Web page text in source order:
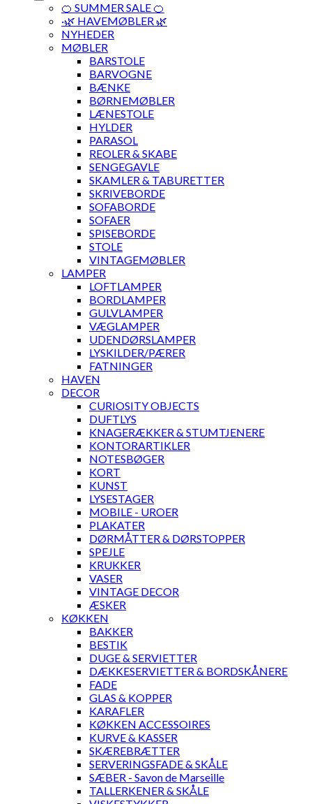
🍊 SUMMER SALE 🍊
·🌿 HAVEMØBLER 🌿
NYHEDER
MØBLER
BARSTOLE
BARVOGNE
BÆNKE
BØRNEMØBLER
LÆNESTOLE
HYLDER
PARASOL
REOLER & SKABE
SENGEGAVLE
SKAMLER & TABURETTER
SKRIVEBORDE
SOFABORDE
SOFAER
SPISEBORDE
STOLE
VINTAGEMØBLER
LAMPER
LOFTLAMPER
BORDLAMPER
GULVLAMPER
VÆGLAMPER
UDENDØRSLAMPER
LYSKILDER/PÆRER
FATNINGER
HAVEN
DECOR
CURIOSITY OBJECTS
DUFTLYS
KNAGERÆKKER & STUMTJENERE
KONTORARTIKLER
NOTESBØGER
KORT
KUNST
LYSESTAGER
MOBILE - UROER
PLAKATER
DØRMÅTTER & DØRSTOPPER
SPEJLE
KRUKKER
VASER
VINTAGE DECOR
ÆSKER
KØKKEN
BAKKER
BESTIK
DUGE & SERVIETTER
DÆKKESERVIETTER & BORDSKÅNERE
FADE
GLAS & KOPPER
KARAFLER
KØKKEN ACCESSOIRES
KURVE & KASSER
SKÆREBRÆTTER
SERVERINGSFADE & SKÅLE
SÆBER - Savon de Marseille
TALLERKENER & SKÅLE